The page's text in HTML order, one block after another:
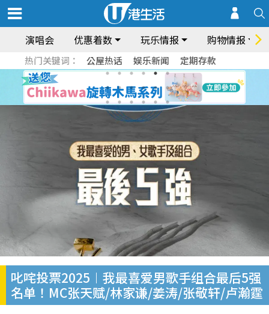
演唱会 优惠着数 玩乐情报 购物情报
热门关键词： 公屋热话 娱乐新闻 定期存款
叱咤投票2025︱我最喜爱男歌手组合最后5强
名单！MC张天赋/林家谦/姜涛/张敬轩/卢瀚霆